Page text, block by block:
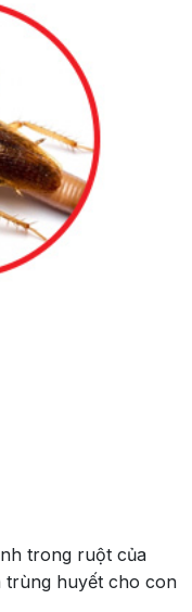
trong ruột của
trùng huyết cho con